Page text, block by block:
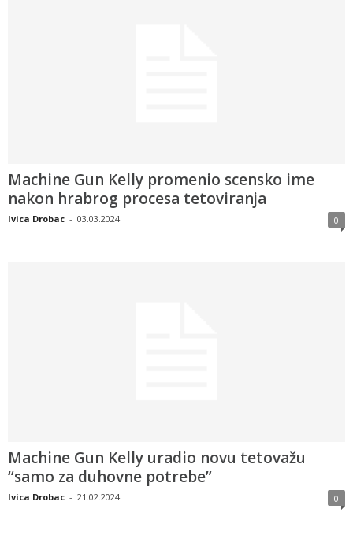
Machine Gun Kelly promenio scensko ime
nakon hrabrog procesa tetoviranja
Ivica Drobac - 03.03.2024 0
Machine Gun Kelly uradio novu tetovažu
“samo za duhovne potrebe”
Ivica Drobac - 21.02.2024 0